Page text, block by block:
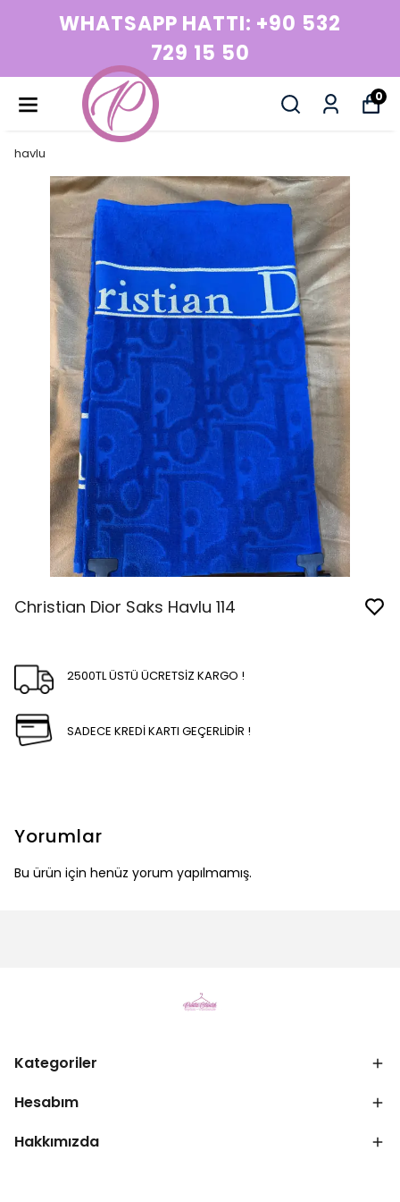
WHATSAPP HATTI: +90 532
729 15 50
0
havlu
Christian Dior Saks Havlu 114
2500TL ÜSTÜ ÜCRETSİZ KARGO !
SADECE KREDİ KARTI GEÇERLİDİR !
Yorumlar
Bu ürün için henüz yorum yapılmamış.
Kategoriler
Hesabım
Hakkımızda